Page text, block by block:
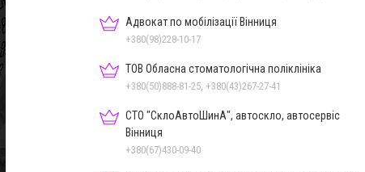
Адвокат по мобілізації Вінниця
+380(98)228-10-17
ТОВ Обласна стоматологічна поліклініка
+380(50)888-81-25, +380(43)267-27-41
СТО "СклоАвтоШинА", автоскло, автосервіс
Вінниця
+380(67)430-09-40